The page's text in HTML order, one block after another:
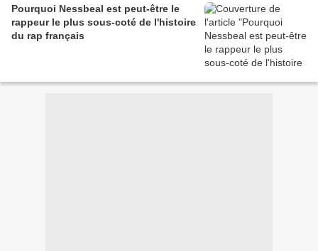
Pourquoi Nessbeal est peut-être le
rappeur le plus sous-coté de l'histoire
du rap français